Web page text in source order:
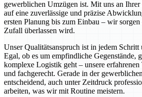
gewerblichen Umzügen ist. Mit uns an Ihrer
auf eine zuverlässige und präzise
ersten Planung bis zum Einbau – wir sorgen
Zufall überlassen wird.
Unser Qualitätsanspruch ist in jedem Schritt
Egal, ob es um empfindliche Gegenstände,
komplexe Logistik geht – unsere erfahrenen
und fachgerecht. Gerade in der
entscheidend, auch unter Zeitdruck
arbeiten, was wir mit Routine meistern.